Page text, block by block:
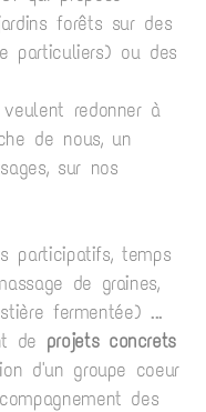
forêts sur des
particuliers) ou des
redonner à
de nous, un
sur nos
participatifs, temps
de graines,
fermentée) ...
de projets concrets
d'un groupe coeur
des